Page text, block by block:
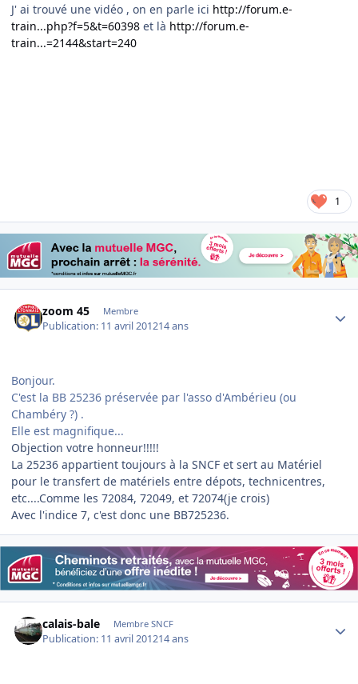
J' ai trouvé une vidéo , on en parle ici http://forum.e-
train...php?f=5&t=60398 et là http://forum.e-
train...=2144&start=240
1
zoom 45 Membre
Publication: 11 avril 201214 ans
Bonjour.
C'est la BB 25236 préservée par l'asso d'Ambérieu (ou
Chambéry ?) .
Elle est magnifique...
Objection votre honneur!!!!!
La 25236 appartient toujours à la SNCF et sert au Matériel
pour le transfert de matériels entre dépots, technicentres,
etc....Comme les 72084, 72049, et 72074(je crois)
Avec l'indice 7, c'est donc une BB725236.
calais-bale Membre SNCF
Publication: 11 avril 201214 ans